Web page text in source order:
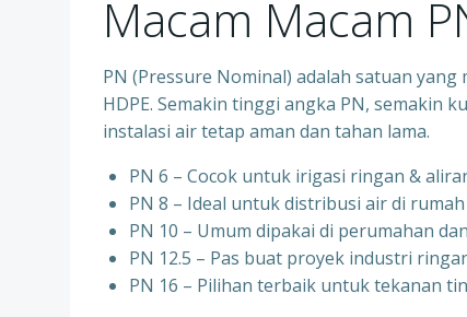
Macam Macam
PN (Pressure Nominal) adalah satuan
HDPE. Semakin tinggi angka PN, semakin
instalasi air tetap aman dan tahan lama.
PN 6 – Cocok untuk irigasi ringan &
PN 8 – Ideal untuk distribusi air di
PN 10 – Umum dipakai di perumahan
PN 12.5 – Pas buat proyek industri
PN 16 – Pilihan terbaik untuk tekanan